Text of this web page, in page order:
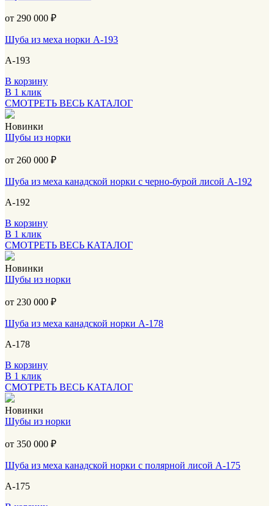
от 290 000 ₽
Шуба из меха норки А-193
А-193
В корзину
В 1 клик
СМОТРЕТЬ ВЕСЬ КАТАЛОГ
Новинки
Шубы из норки
от 260 000 ₽
Шуба из меха канадской норки с черно-бурой лисой А-192
А-192
В корзину
В 1 клик
СМОТРЕТЬ ВЕСЬ КАТАЛОГ
Новинки
Шубы из норки
от 230 000 ₽
Шуба из меха канадской норки А-178
А-178
В корзину
В 1 клик
СМОТРЕТЬ ВЕСЬ КАТАЛОГ
Новинки
Шубы из норки
от 350 000 ₽
Шуба из меха канадской норки с полярной лисой А-175
А-175